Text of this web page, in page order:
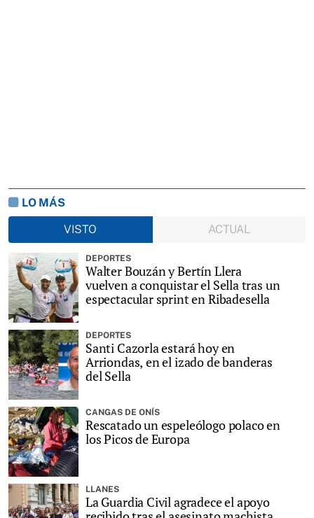
LO MÁS
VISTO
ACTUAL
DEPORTES
Walter Bouzán y Bertín Llera
vuelven a conquistar el Sella tras un
espectacular sprint en Ribadesella
DEPORTES
Santi Cazorla estará hoy en
Arriondas, en el izado de banderas
del Sella
CANGAS DE ONÍS
Rescatado un espeleólogo polaco en
los Picos de Europa
LLANES
La Guardia Civil agradece el apoyo